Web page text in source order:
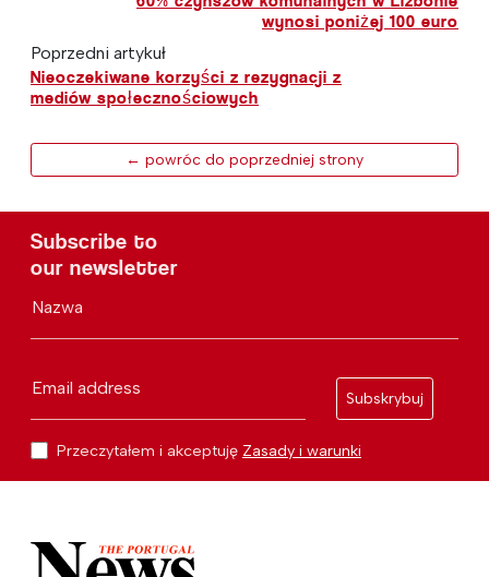
wynosi poniżej 100 euro
Poprzedni artykuł
Nieoczekiwane korzyści z rezygnacji z
mediów społecznościowych
← powróc do poprzedniej strony
Subscribe to
our newsletter
Nazwa
Email address
Subskrybuj
Przeczytałem i akceptuję Zasady i warunki